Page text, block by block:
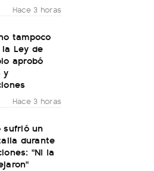
Hace 3 horas
tampoco
Ley de
aprobó
y
Hace 3 horas
sufrió un
durante
"Ni la